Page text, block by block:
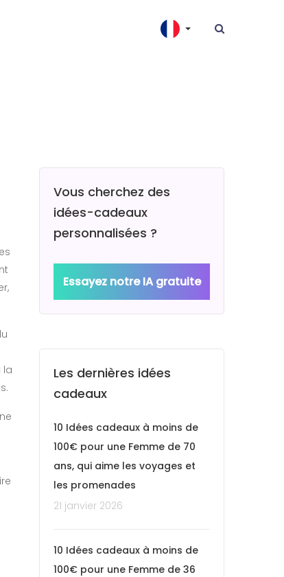
la
Vous cherchez des
idées-cadeaux
personnalisées ?
Essayez notre IA gratuite
Les dernières idées
cadeaux
10 Idées cadeaux à moins de
100€ pour une Femme de 70
ans, qui aime les voyages et
les promenades
21 janvier 2026
10 Idées cadeaux à moins de
100€ pour une Femme de 36